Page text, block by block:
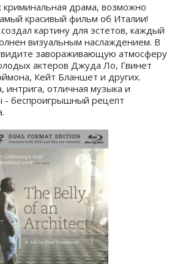
криминальная драма, возможно
красивый фильм об Италии!
картину для эстетов, каждый
визуальным наслаждением. В
завораживающую атмосферу
актеров Джуда Ло, Гвинет
Кейт Бланшет и других.
интрига, отличная музыка и
- беспроигрышный рецепт